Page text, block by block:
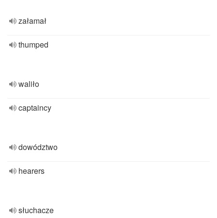
załamał
thumped
waliło
captaincy
dowództwo
hearers
słuchacze